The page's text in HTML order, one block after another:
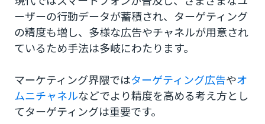
ターゲティングの成功例
事例1＜スターバックス＞
事例3＜QBハウス＞
ターゲティング配信で仮説検証を繰り返す
ーザーの行動データが蓄積され、ターゲティング
の精度も増し、多様な広告やチャネルが用意され
ているため手法は多岐にわたります。
マーケティング界隈ではターゲティング広告やオ
ムニチャネルなどでより精度を高める考え方とし
てターゲティングは重要です。